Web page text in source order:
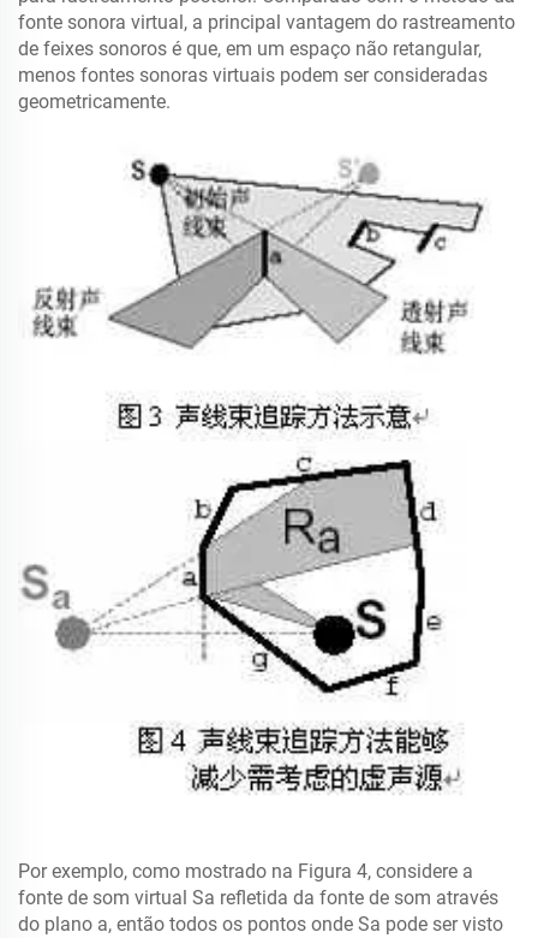
fonte sonora virtual, a principal vantagem do rastreamento
de feixes sonoros é que, em um espaço não retangular,
menos fontes sonoras virtuais podem ser consideradas
geometricamente.
Por exemplo, como mostrado na Figura 4, considere a
fonte de som virtual Sa refletida da fonte de som através
do plano a, então todos os pontos onde Sa pode ser visto